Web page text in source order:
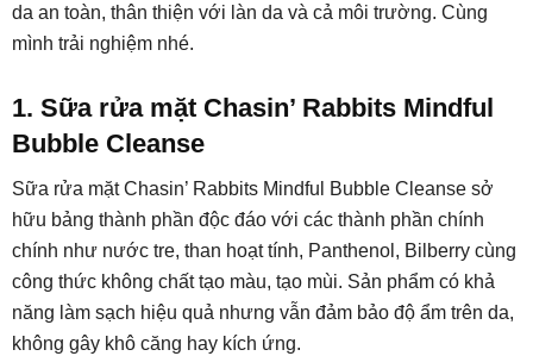
da an toàn, thân thiện với làn da và cả môi trường. Cùng
mình trải nghiệm nhé.
1. Sữa rửa mặt Chasin’ Rabbits Mindful
Bubble Cleanse
Sữa rửa mặt Chasin’ Rabbits Mindful Bubble Cleanse sở
hữu bảng thành phần độc đáo với các thành phần chính
chính như nước tre, than hoạt tính, Panthenol, Bilberry cùng
công thức không chất tạo màu, tạo mùi. Sản phẩm có khả
năng làm sạch hiệu quả nhưng vẫn đảm bảo độ ẩm trên da,
không gây khô căng hay kích ứng.